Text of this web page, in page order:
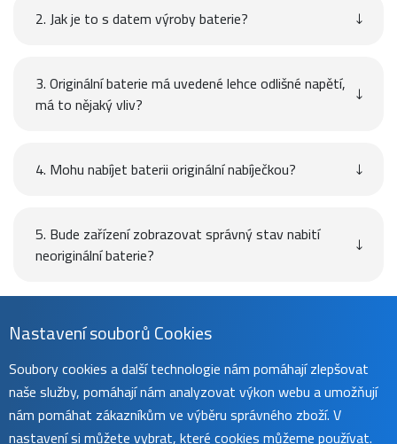
2. Jak je to s datem výroby baterie?
3. Originální baterie má uvedené lehce odlišné napětí,
má to nějaký vliv?
4. Mohu nabíjet baterii originální nabíječkou?
5. Bude zařízení zobrazovat správný stav nabití
neoriginální baterie?
Návod
Uživatelský manuál naleznete natéto stránce.
Nastavení souborů Cookies
Soubory cookies a další technologie nám pomáhají zlepšovat
naše služby, pomáhají nám analyzovat výkon webu a umožňují
nám pomáhat zákazníkům ve výběru správného zboží. V
nastavení si můžete vybrat, které cookies můžeme používat.